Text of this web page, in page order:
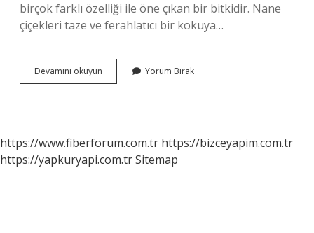
birçok farklı özelliği ile öne çıkan bir bitkidir. Nane
çiçekleri taze ve ferahlatıcı bir kokuya…
Devamını okuyun
Hangi
Yorum Bırak
https://www.fiberforum.com.tr https://bizceyapim.com.tr
https://yapkuryapi.com.trSitemap